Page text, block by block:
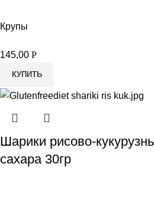
Крупы
145,00 Р
КУПИТЬ
Шарики рисово-
сахара 30гр